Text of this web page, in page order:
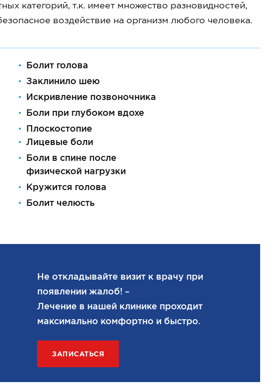
категорий, т.к. имеет множество разновидностей,
воздействие на организм любого человека.
Болит голова
Заклинило шею
Искривление позвоночника
Боли при глубоком вдохе
Плоскостопие
Лицевые боли
Боли в спине после
физической нагрузки
Кружится голова
Болит челюсть
Не откладывайте визит к врачу при
появлении жалоб! –
Лечение в нашей клинике проходит
максимально комфортно и быстро.
ЗАПИСАТЬСЯ